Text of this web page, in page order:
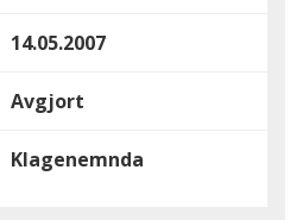
14.05.2007
Avgjort
Klagenemnda